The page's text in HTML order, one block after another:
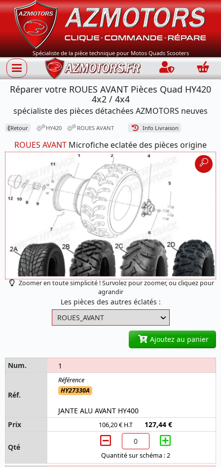
Spécialiste de la pièce technique pour Motos Quads Scooters
Connection
Réparer votre ROUES AVANT Pièces Quad HY420
4x2 / 4x4
spécialiste des pièces détachées AZMOTORS neuves
⟪Retour HY420 ROUES AVANT Info Livraison
ROUES AVANT Microfiche eclatée des pièces origine
Zoomer en toute simplicité ! Survolez pour zoomer, ou cliquez pour
agrandir
Les pièces des autres éclatés :
Ajoutez au panier
1
HY27330A
JANTE ALU AVANT HY400
106,20 € H.T 127,44 €
Quantité sur schéma : 2